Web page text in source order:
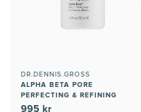
DR.DENNIS.GROSS
ALPHA BETA PORE
PERFECTING & REFINING
SERUM
995 kr